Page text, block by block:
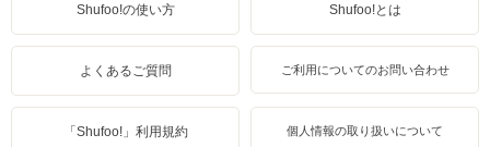
Shufoo!の使い方 Shufoo!とは
よくあるご質問 ご利用についてのお問い合わせ
「Shufoo!」利用規約 個人情報の取り扱いについて